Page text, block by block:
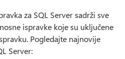
za SQL Server sadrži sve
ispravke koje su uključene
Pogledajte najnovije
Server: